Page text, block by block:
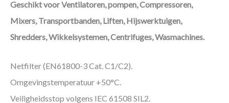
Geschikt voor Ventilatoren, pompen, Compressoren,
Mixers, Transportbanden, Liften, Hijswerktuigen,
Shredders, Wikkelsystemen, Centrifuges, Wasmachines.
Netfilter (EN61800-3 Cat. C1/C2).
Omgevingstemperatuur +50°C.
Veiligheidsstop volgens IEC 61508 SIL2.